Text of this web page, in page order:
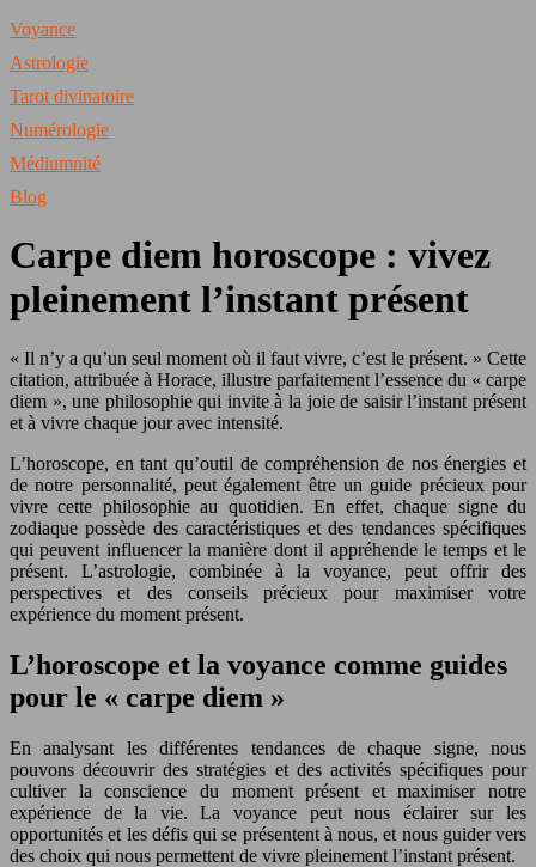
Voyance
Astrologie
Tarot divinatoire
Numérologie
Médiumnité
Blog
Carpe diem horoscope : vivez
pleinement l’instant présent
« Il n’y a qu’un seul moment où il faut vivre, c’est le présent. » Cette
citation, attribuée à Horace, illustre parfaitement l’essence du « carpe
diem », une philosophie qui invite à la joie de saisir l’instant présent
et à vivre chaque jour avec intensité.
L’horoscope, en tant qu’outil de compréhension de nos énergies et
de notre personnalité, peut également être un guide précieux pour
vivre cette philosophie au quotidien. En effet, chaque signe du
zodiaque possède des caractéristiques et des tendances spécifiques
qui peuvent influencer la manière dont il appréhende le temps et le
présent. L’astrologie, combinée à la voyance, peut offrir des
perspectives et des conseils précieux pour maximiser votre
expérience du moment présent.
L’horoscope et la voyance comme guides
pour le « carpe diem »
En analysant les différentes tendances de chaque signe, nous
pouvons découvrir des stratégies et des activités spécifiques pour
cultiver la conscience du moment présent et maximiser notre
expérience de la vie. La voyance peut nous éclairer sur les
opportunités et les défis qui se présentent à nous, et nous guider vers
des choix qui nous permettent de vivre pleinement l’instant présent.